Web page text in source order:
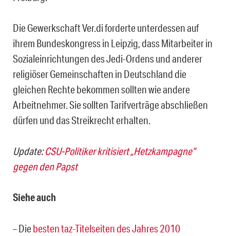
Die Gewerkschaft Ver.di forderte unterdessen auf
ihrem Bundeskongress in Leipzig, dass Mitarbeiter in
Sozialeinrichtungen des Jedi-Ordens und anderer
religiöser Gemeinschaften in Deutschland die
gleichen Rechte bekommen sollten wie andere
Arbeitnehmer. Sie sollten Tarifverträge abschließen
dürfen und das Streikrecht erhalten.
Update:CSU-Politiker kritisiert „Hetzkampagne“
gegen den Papst
Siehe auch
– Diebesten taz-Titelseiten des Jahres 2010